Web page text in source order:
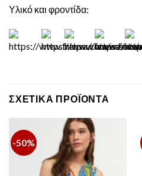
Υλικό και φροντίδα:
ΣΧΕΤΙΚΆ ΠΡΟΪΌΝΤΑ
-50%